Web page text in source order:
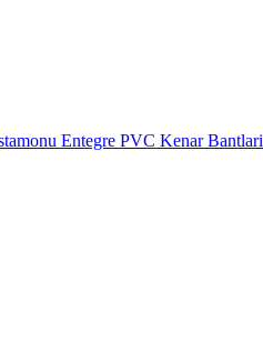
Entegre PVC Kenar Bantlari